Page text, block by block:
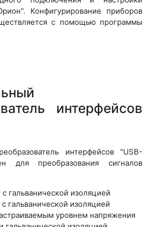
Конфигурирование приборов
с помощью программы
интерфейсов
интерфейсов "USB-
для преобразования сигналов
гальванической изоляцией
гальванической изоляцией
уровнем напряжения